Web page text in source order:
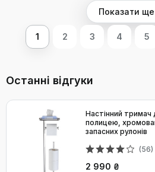
Показати
1 2 3 4 5
Останні відгуки
Настінний тримач
полицею,
запасних рулонів
(56)
2 990 ₴